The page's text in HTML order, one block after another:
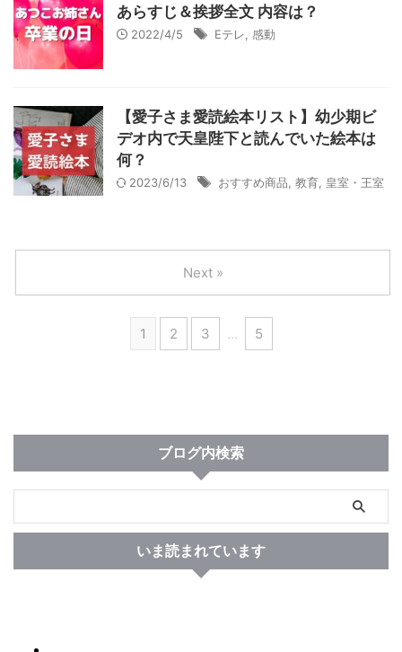
あらすじ＆挨拶全文 内容は？
2022/4/5 Eテレ 感動
【愛子さま愛読絵本リスト】幼少期ビ
デオ内で天皇陛下と読んでいた絵本は
何？
2023/6/13 おすすめ商品 教育 皇室・王室
1 2 3 … 5
Next »
ブログ内検索
いま読まれています